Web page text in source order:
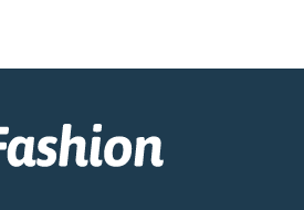
Deze
gekozen
worden
Deze